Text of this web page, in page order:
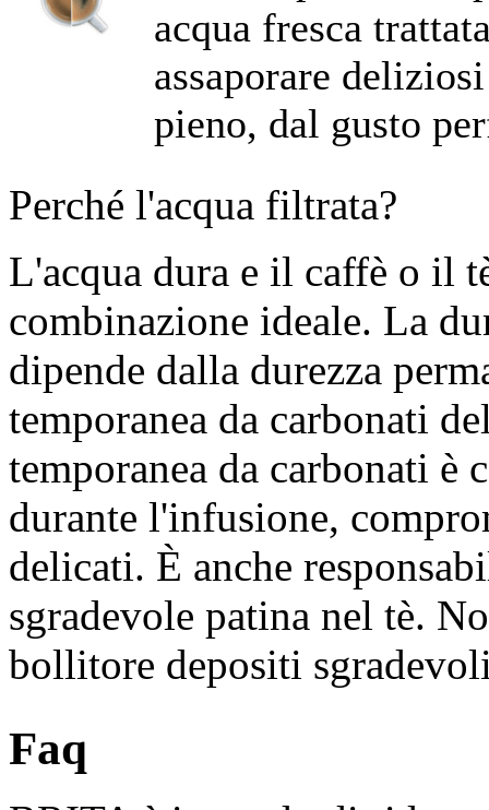
acqua fresca
assaporare
pieno, dal gusto
Perché l'acqua filtrata?
L'acqua dura e il caffè o il
combinazione ideale. La
dipende dalla durezza
temporanea da carbonati
temporanea da carbonati è
durante l'infusione,
delicati. È anche
sgradevole patina nel tè.
bollitore depositi
Faq